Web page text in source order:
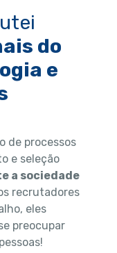
do
e
de processos
e seleção
a sociedade
recrutadores
eles
preocupar